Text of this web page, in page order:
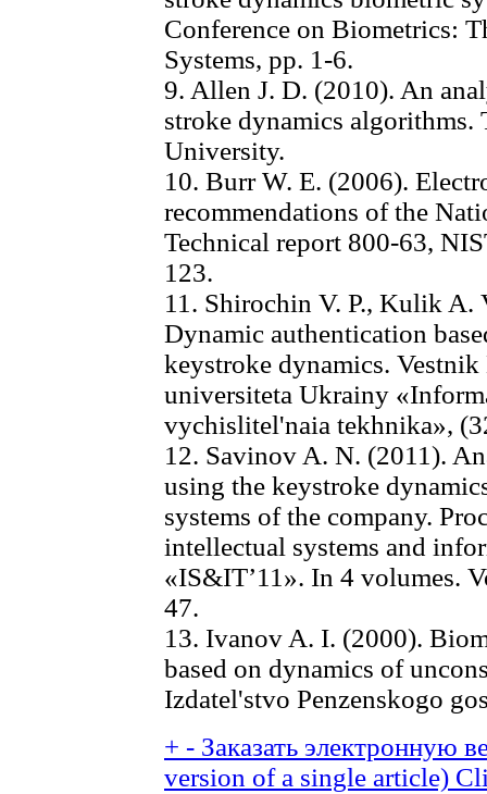
Conference on Biometrics:
Systems, pp. 1-6.
9. Allen J. D. (2010). An
stroke dynamics
University.
10. Burr W. E. (2006).
recommendations of the
Technical report 800-63,
123.
11. Shirochin V. P., Kulik A.
Dynamic authentication
keystroke dynamics.
universiteta Ukrainy
vychislitel'naia tekhnika»,
12. Savinov A. N. (2011).
using the keystroke
systems of the company.
intellectual systems and
«IS&IT’11». In 4 volumes.
47.
13. Ivanov A. I. (2000).
based on dynamics of
Izdatel'stvo Penzenskogo
+ - Заказать электронную
version of a single article)